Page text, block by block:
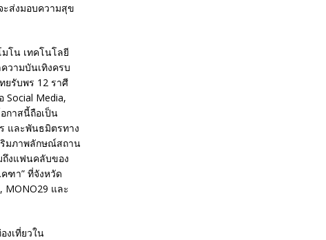
ะส่งมอบความสุข
โน เทคโนโลยี
วามบันเทิงครบ
ยรับพร 12 ราศี
Media,
กาสนี้ถือเป็น
และพันธมิตรทาง
ริมภาพลักษณ์สถาน
ถึงแฟนคลับของ
ฑา” ที่จังหวัด
MONO29 และ
งเที่ยวใน